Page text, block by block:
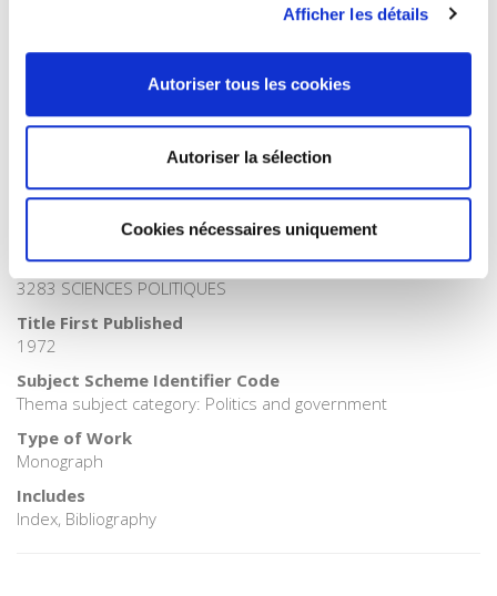
Afficher les détails
Autoriser tous les cookies
Autoriser la sélection
Cookies nécessaires uniquement
>History field>History by period
Publisher Category
>History
BISAC Subject Heading
Onix Audience Codes
06 Professional and scholarly
CLIL (Version 2013-2019)
3283 SCIENCES POLITIQUES
Title First Published
1972
Subject Scheme Identifier Code
Thema subject category: Politics and government
Type of Work
Monograph
Includes
Index, Bibliography